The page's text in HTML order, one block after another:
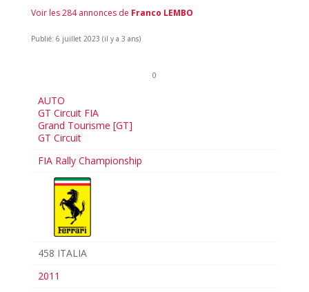
Voir les 284 annonces de Franco LEMBO
Publié: 6 juillet 2023 (il y a 3 ans)
0
AUTO
GT Circuit FIA
Grand Tourisme [GT]
GT Circuit
FIA Rally Championship
458 ITALIA
2011